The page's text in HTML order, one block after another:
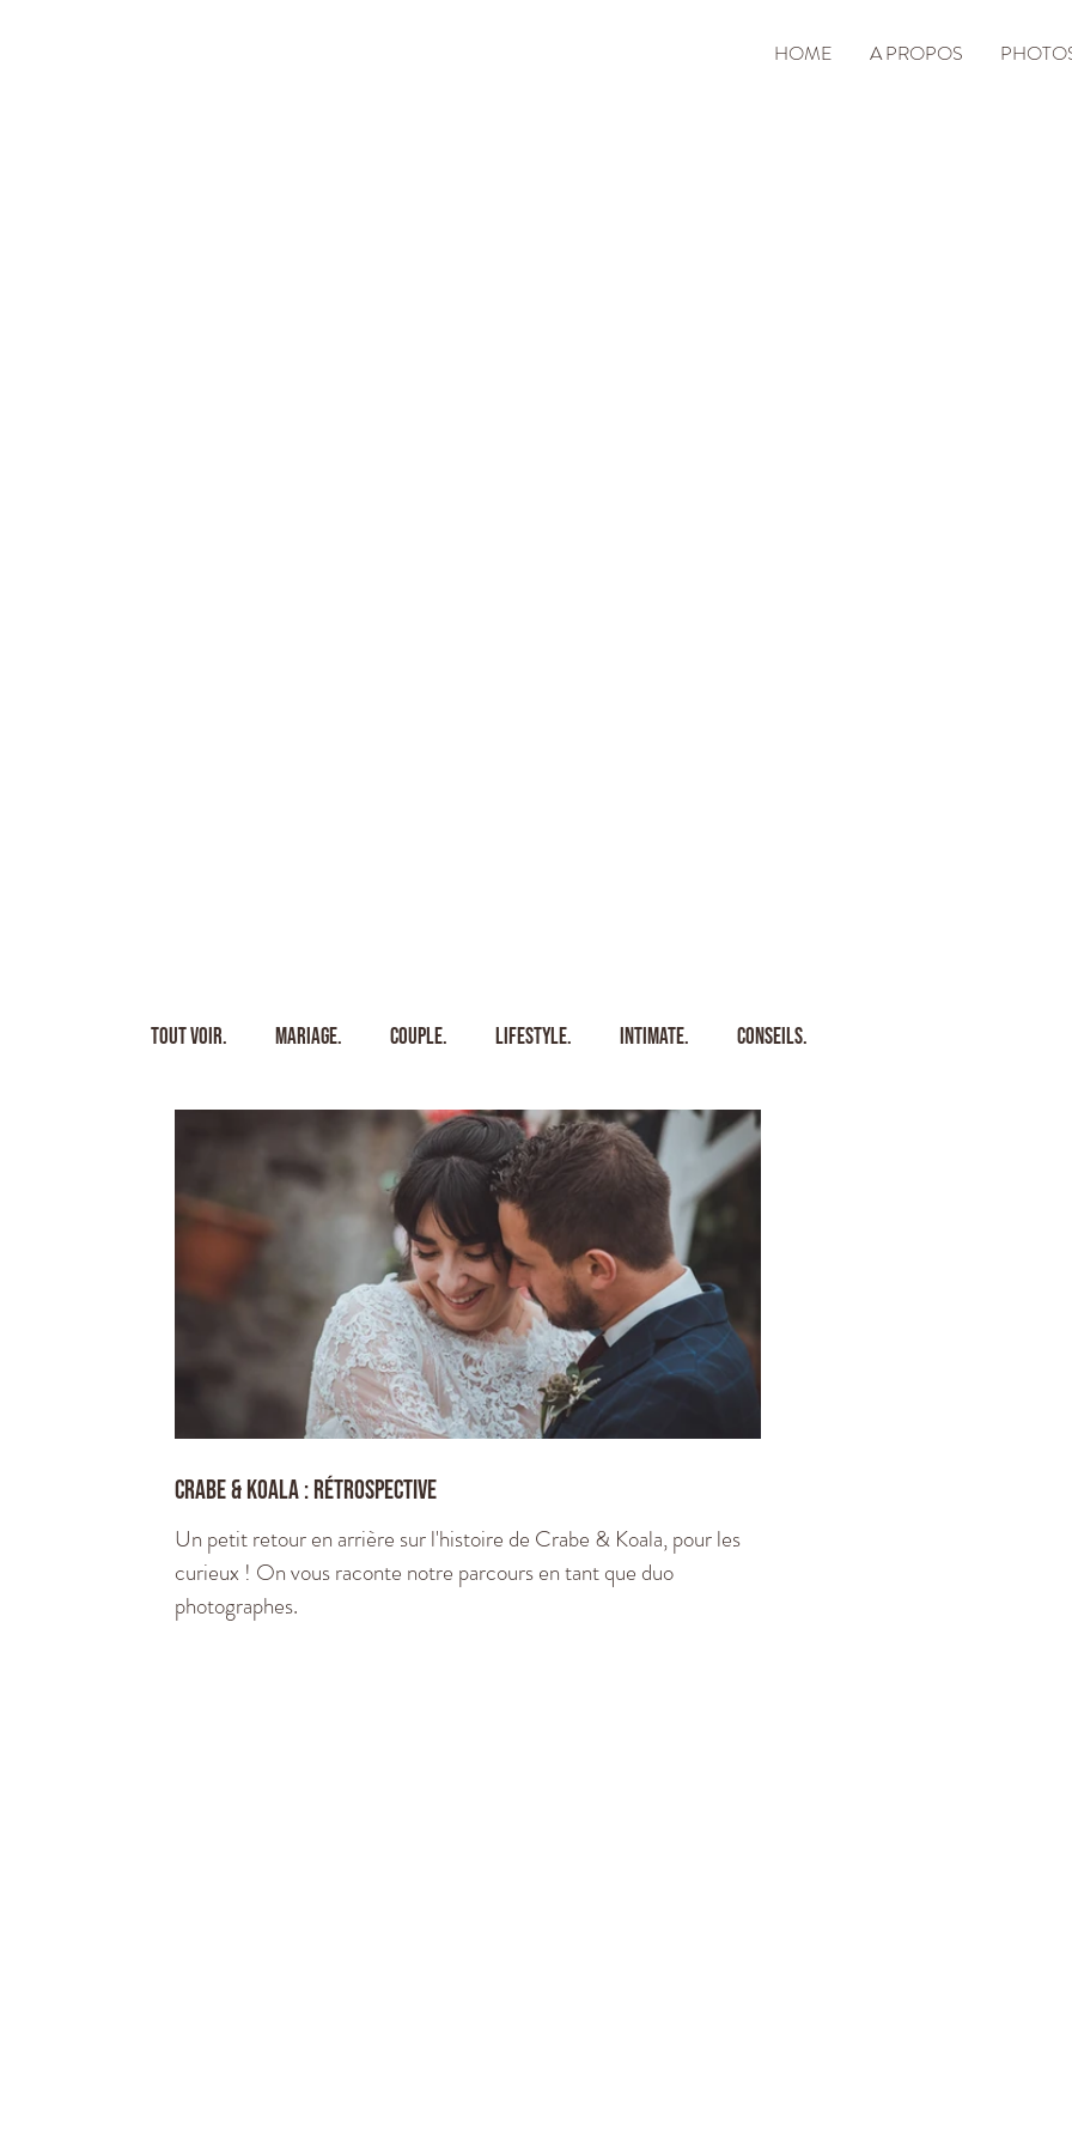
HOME A PROPOS
Tout voir. Mariage. Couple. Lifestyle. Intimate. Conseils.
Crabe & koala : rétrospective
Un petit retour en arrière sur l'histoire de Crabe & Koala, pour les
curieux ! On vous raconte notre parcours en tant que duo
photographes.